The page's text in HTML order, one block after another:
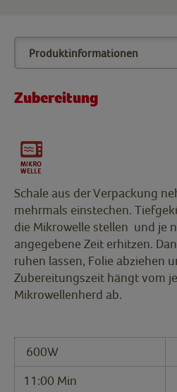
Zubereitung
Schale aus der Verpackung
mehrmals einstechen.
die Mikrowelle stellen und je
angegebene Zeit erhitzen.
ruhen lassen, Folie abziehen
Zubereitungszeit hängt vom
Mikrowellenherd ab.
600W
11:00 Min